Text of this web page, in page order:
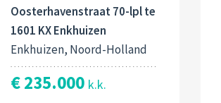
Oosterhavenstraat 70-lpl te
1601 KX Enkhuizen
Enkhuizen, Noord-Holland
€ 235.000 k.k.